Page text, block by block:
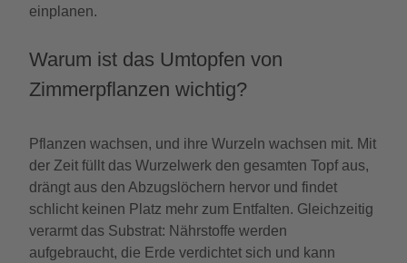
einplanen.
Warum ist das Umtopfen von
Zimmerpflanzen wichtig?
Pflanzen wachsen, und ihre Wurzeln wachsen mit. Mit
der Zeit füllt das Wurzelwerk den gesamten Topf aus,
drängt aus den Abzugslöchern hervor und findet
schlicht keinen Platz mehr zum Entfalten. Gleichzeitig
verarmt das Substrat: Nährstoffe werden
aufgebraucht, die Erde verdichtet sich und kann